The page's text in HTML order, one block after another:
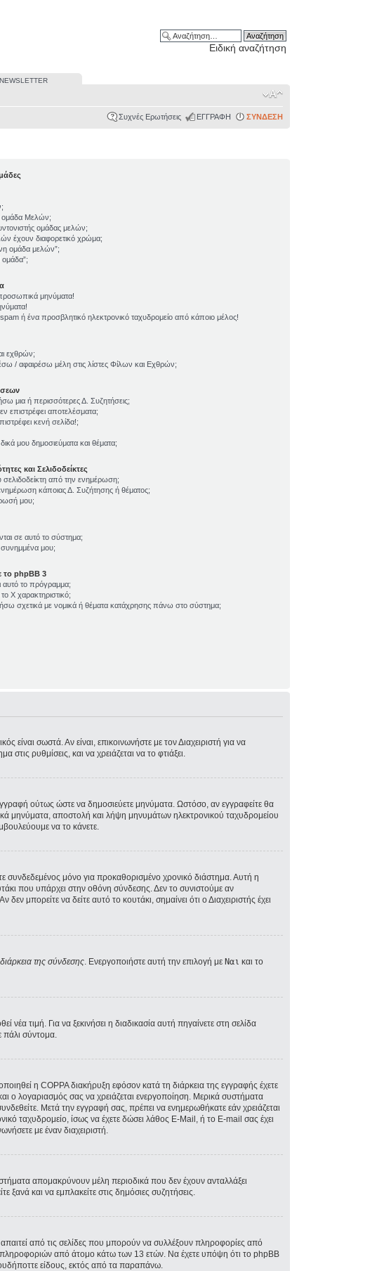
Ειδική αναζήτηση
NEWSLETTER
Συχνές Ερωτήσεις ΕΓΓΡΑΦΗ ΣΥΝΔΕΣΗ
ομάδα Μελών;
ομάδας μελών;
έχουν διαφορετικό χρώμα;
ομάδα μελών”;
ομάδα”;
μηνύματα!
ή ένα προσβλητικό ηλεκτρονικό ταχυδρομείο από κάποιο μέλος!
εχθρών;
/ αφαιρέσω μέλη στις λίστες Φίλων και Εχθρών;
μια ή περισσότερες Δ. Συζητήσεις;
επιστρέφει αποτελέσματα;
κενή σελίδα!;
μου δημοσιεύματα και θέματα;
και Σελιδοδείκτες
σελιδοδείκτη από την ενημέρωση;
κάποιας Δ. Συζήτησης ή θέματος;
μου;
σε αυτό το σύστημα;
μου;
το phpBB 3
αυτό το πρόγραμμα;
το Χ χαρακτηριστικό;
σχετικά με νομικά ή θέματα κατάχρησης πάνω στο σύστημα;
σωστά. Αν είναι, επικοινωνήστε με τον Διαχειριστή για να
στις ρυθμίσεις, και να χρειάζεται να το φτιάξει.
ούτως ώστε να δημοσιεύετε μηνύματα. Ωστόσο, αν εγγραφείτε θα
μηνύματα, αποστολή και λήψη μηνυμάτων ηλεκτρονικού ταχυδρομείου
να το κάνετε.
συνδεδεμένος μόνο για προκαθορισμένο χρονικό διάστημα. Αυτή η
που υπάρχει στην οθόνη σύνδεσης. Δεν το συνιστούμε αν
μπορείτε να δείτε αυτό το κουτάκι, σημαίνει ότι ο Διαχειριστής έχει
της σύνδεσης. Ενεργοποιήστε αυτή την επιλογή με Ναι και το
τιμή. Για να ξεκινήσει η διαδικασία αυτή πηγαίνετε στη σελίδα
πάλι σύντομα.
η COPPA διακήρυξη εφόσον κατά τη διάρκεια της εγγραφής έχετε
ο λογαριασμός σας να χρειάζεται ενεργοποίηση. Μερικά συστήματα
Μετά την εγγραφή σας, πρέπει να ενημερωθήκατε εάν χρειάζεται
ταχυδρομείο, ίσως να έχετε δώσει λάθος E-Mail, ή το E-mail σας έχει
με έναν διαχειριστή.
απομακρύνουν μέλη περιοδικά που δεν έχουν ανταλλάξει
και να εμπλακείτε στις δημόσιες συζητήσεις.
από τις σελίδες που μπορούν να συλλέξουν πληροφορίες από
από άτομο κάτω των 13 ετών. Να έχετε υπόψη ότι το phpBB
είδους, εκτός από τα παραπάνω.